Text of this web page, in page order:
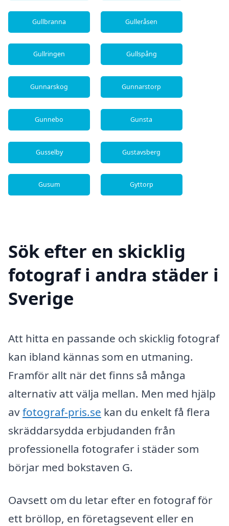
Gullbranna Gulleråsen
Gullringen Gullspång
Gunnarskog Gunnarstorp
Gunnebo Gunsta
Gusselby Gustavsberg
Gusum Gyttorp
Sök efter en skicklig
fotograf i andra städer i
Sverige
Att hitta en passande och skicklig fotograf
kan ibland kännas som en utmaning.
Framför allt när det finns så många
alternativ att välja mellan. Men med hjälp
avfotograf-pris.se kan du enkelt få flera
skräddarsydda erbjudanden från
professionella fotografer i städer som
börjar med bokstaven G.
Oavsett om du letar efter en fotograf för
ett bröllop, en företagsevent eller en